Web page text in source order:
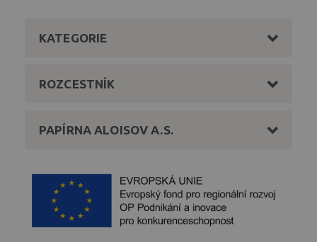
KATEGORIE
ROZCESTNÍK
PAPÍRNA ALOISOV A.S.